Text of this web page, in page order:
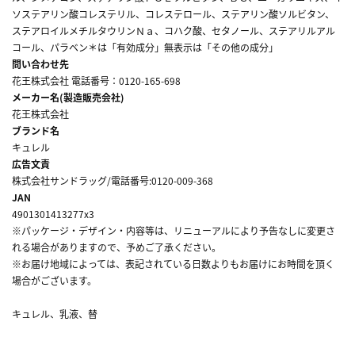
ソステアリン酸コレステリル、コレステロール、ステアリン酸ソルビタン、
ステアロイルメチルタウリンＮａ、コハク酸、セタノール、ステアリルアル
コール、パラベン＊は「有効成分」無表示は「その他の成分」
問い合わせ先
花王株式会社 電話番号：0120-165-698
メーカー名(製造販売会社)
花王株式会社
ブランド名
キュレル
広告文責
株式会社サンドラッグ/電話番号:0120-009-368
JAN
4901301413277x3
※パッケージ・デザイン・内容等は、リニューアルにより予告なしに変更さ
れる場合がありますので、予めご了承ください。
※お届け地域によっては、表記されている日数よりもお届けにお時間を頂く
場合がございます。
キュレル、乳液、替